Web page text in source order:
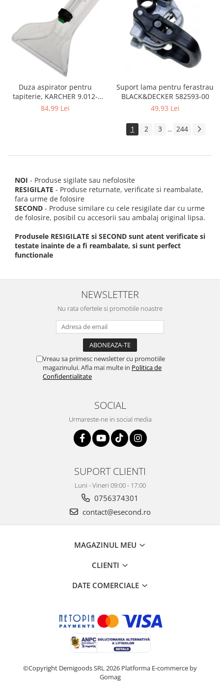
Duza aspirator pentru
tapiterie, KARCHER 9.012-
278.0, SE4001, SE4002, SE5100
84,99 Lei
Suport lama pentru ferastrau
BLACK&DECKER 582593-00
49,93 Lei
1 2 3 ... 244
NOI - Produse sigilate sau nefolosite
RESIGILATE - Produse returnate, verificate si reambalate,
fara urme de folosire
SECOND - Produse similare cu cele resigilate dar cu urme
de folosire, posibil cu accesorii sau ambalaj original lipsa.
Produsele RESIGILATE si SECOND sunt atent verificate si
testate inainte de a fi reambalate, si sunt perfect
functionale
NEWSLETTER
Nu rata ofertele si promotiile noastre
Vreau sa primesc newsletter cu promotiile
magazinului. Afla mai multe in Politica de
Confidentialitate
SOCIAL
Urmareste-ne in social media
SUPORT CLIENTI
Luni - Vineri 09:00 - 17:00
0756374301
contact@esecond.ro
MAGAZINUL MEU
CLIENTI
DATE COMERCIALE
©Copyright Demigoods SRL 2026 Platforma E-commerce by
Gomag